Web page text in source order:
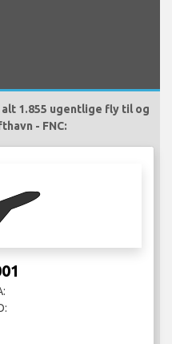
1.855 ugentlige fly til og
- FNC: